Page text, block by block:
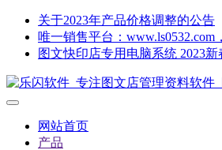
关于2023年产品价格调整的公告
唯一销售平台：www.ls0532.com
图文快印店专用电脑系统 2023新
网站首页
产品